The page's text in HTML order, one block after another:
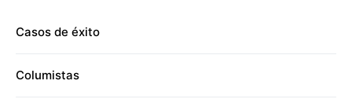
Casos de éxito
Columistas